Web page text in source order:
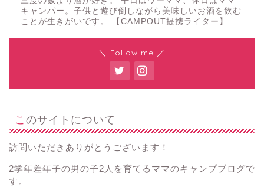
キャンパー。子供と遊び倒しながら美味しいお酒を飲む
ことが生きがいです。 【CAMPOUT提携ライター】
＼ Follow me ／
このサイトについて
訪問いただきありがとうございます！
2学年差年子の男の子2人を育てるママのキャンプブログで
す。